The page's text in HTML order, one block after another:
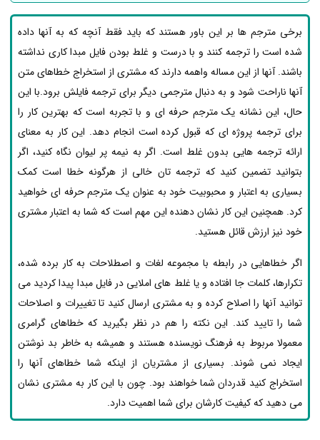
برخی مترجم ها بر این باور هستند که باید فقط آنچه که به آنها داده
شده است را ترجمه کنند و با درست و غلط بودن فایل مبدا کاری نداشته
باشند. آنها از این مساله واهمه دارند که مشتری از استخراج خطاهای متن
آنها ناراحت شود و به دنبال مترجمی دیگر برای ترجمه فایلش برود.با این
حال، این نشانه یک مترجم حرفه ای و با تجربه است که بهترین کار را
برای ترجمه پروژه ای که قبول کرده است انجام دهد. این کار به معنای
ارائه ترجمه هایی بدون غلط است. اگر به نیمه پر لیوان نگاه کنید، اگر
بتوانید تضمین کنید که ترجمه تان خالی از هرگونه خطا است کمک
بسیاری به اعتبار و محبوبیت خود به عنوان یک مترجم حرفه ای خواهید
کرد. همچنین این کار نشان دهنده این مهم است که شما به اعتبار مشتری
خود نیز ارزش قائل هستید.
اگر خطاهایی در رابطه با مجموعه لغات و اصطلاحات به کار برده شده،
تکرارها، کلمات جا افتاده و یا غلط های املایی در فایل مبدا پیدا کردید می
توانید آنها را اصلاح کرده و به مشتری ارسال کنید تا تغییرات و اصلاحات
شما را تایید کند. این نکته را هم در نظر بگیرید که خطاهای گرامری
معمولا مربوط به فرهنگ نویسنده هستند و همیشه به خاطر بد نوشتن
ایجاد نمی شوند. بسیاری از مشتریان از اینکه شما خطاهای آنها را
استخراج کنید قدردان شما خواهند بود. چون با این کار به مشتری نشان
می دهید که کیفیت کارشان برای شما اهمیت دارد.